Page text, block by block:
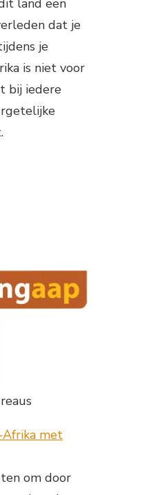
dat je
je
is niet voor
bij iedere
Afrika met
om door